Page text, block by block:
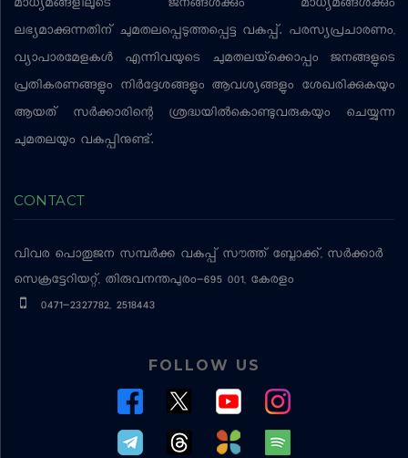
മാധ്യമങ്ങളിലൂടെ ജനങ്ങള്‍ക്കും മാധ്യമങ്ങള്‍ക്കും
ലഭ്യമാക്കുന്നതിന് ചുമതലപ്പെടുത്തപ്പെട്ട വകുപ്പ്. പരസ്യപ്രചാരണം,
വ്യാപാരമേളകള്‍ എന്നിവയുടെ ചുമതലയ്‌ക്കൊപ്പം ജനങ്ങളുടെ
പ്രതികരണങ്ങളും നിര്‍ദ്ദേശങ്ങളും ആവശ്യങ്ങളും ശേഖരിക്കുകയും
ആയത് സര്‍ക്കാരിന്റെ ശ്രദ്ധയില്‍കൊണ്ടുവരുകയും ചെയ്യുന്ന
ചുമതലയും വകുപ്പിനുണ്ട്.
CONTACT
വിവര പൊതുജന സമ്പര്‍ക്ക വകുപ്പ് സൗത്ത് ബ്ലോക്ക്, സര്‍ക്കാര്‍
സെക്രട്ടേറിയറ്റ്, തിരുവനന്തപുരം-695 001, കേരളം
0471-2327782, 2518443
FOLLOW US